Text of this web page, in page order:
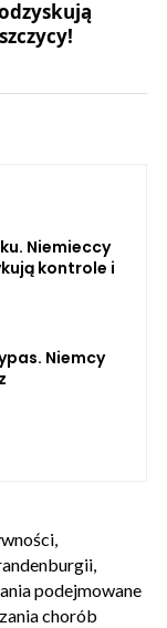
Niemieccy
kontrole i
Niemcy
podejmowane
chorób